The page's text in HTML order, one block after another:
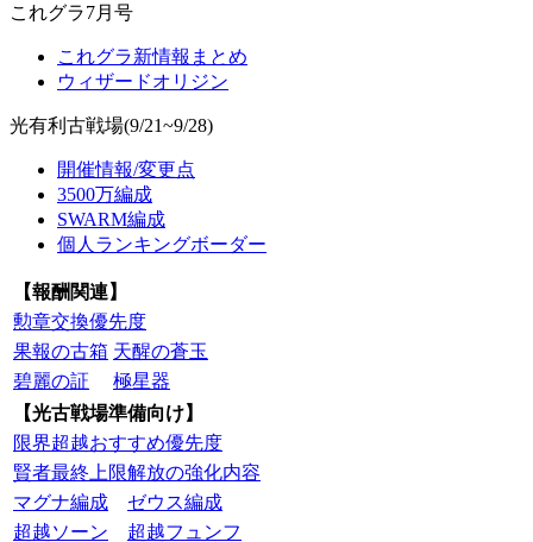
これグラ7月号
これグラ新情報まとめ
ウィザードオリジン
光有利古戦場(9/21~9/28)
開催情報/変更点
3500万編成
SWARM編成
個人ランキングボーダー
【報酬関連】
勲章交換優先度
果報の古箱 天醒の蒼玉
碧麗の証
極星器
【光古戦場準備向け】
限界超越おすすめ優先度
賢者最終上限解放の強化内容
マグナ編成
ゼウス編成
超越ソーン
超越フュンフ